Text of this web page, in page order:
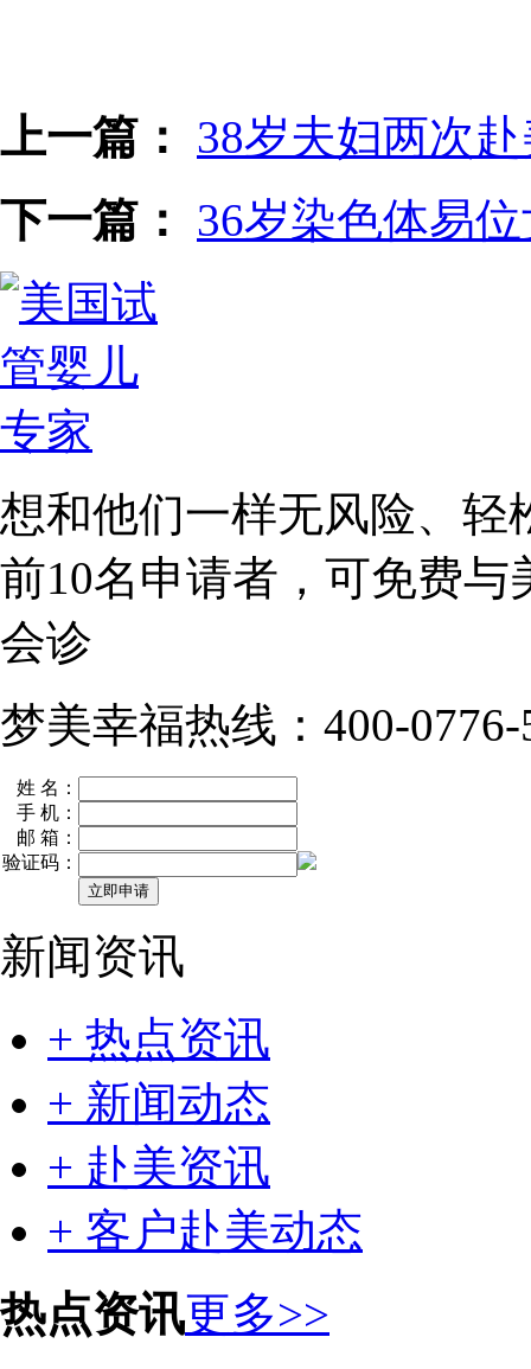
上一篇：
38岁夫妇两次
下一篇：
36岁染色体易
想和他们一样无风险、轻
前10名申请者，可免费与
会诊
梦美幸福热线：400-0776-
姓 名：
手 机：
邮 箱：
验证码：
新闻资讯
+ 热点资讯
+ 新闻动态
+ 赴美资讯
+ 客户赴美动态
热点资讯更多>>